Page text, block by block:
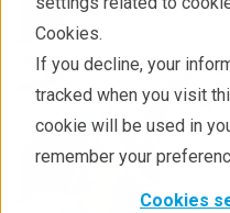
Cookies.
If you decline, your
tracked when you visit
cookie will be used in
remember your
Cookies